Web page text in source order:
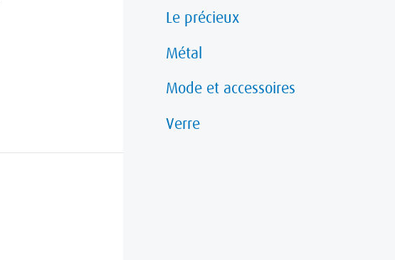
Le précieux
Métal
Mode et accessoires
Verre